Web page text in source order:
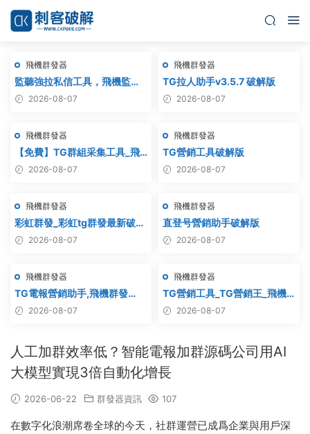
飛機群發器
監聽強拉私信工具，飛機監
聽，飛機監聽強拉，飛機監聽
2026-08-07
飛機群發器
TG拉人助手v3.5.7 破解版
2026-08-07
飛機群發器
【免費】TG群組采集工具_飛
機群組采集軟件_電報群組采集
2026-08-07
飛機群發器
TG營銷工具破解版
2026-08-07
飛機群發器
彩虹群發_彩虹tg群發最新破解
版 2026-08-07
飛機群發器
直登号營銷助手破解版
2026-08-07
飛機群發器
TG電報營銷助手,飛機群發
器,TG群發器,群發器破解版,群
協議軟件
2026-08-07
飛機群發器
TG營銷工具_TG營銷王_飛機
營銷王_破解版
2026-08-07
人工加群效率低？智能電報加群源碼公司用AI
大模型實現3倍自動化增長
2026-06-22 群發器資訊 107
在數字化浪潮席卷全球的今天，社群運營已成爲企業與用戶深